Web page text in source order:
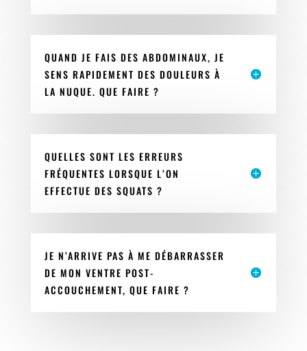
QUAND JE FAIS DES ABDOMINAUX, JE
SENS RAPIDEMENT DES DOULEURS À
LA NUQUE. QUE FAIRE ?
QUELLES SONT LES ERREURS
FRÉQUENTES LORSQUE L’ON
EFFECTUE DES SQUATS ?
JE N’ARRIVE PAS À ME DÉBARRASSER
DE MON VENTRE POST-
ACCOUCHEMENT, QUE FAIRE ?